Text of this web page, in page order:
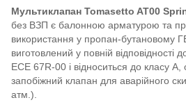
Мультиклапан Tomasetto AT00
без ВЗП є балонною арматурою та
використання у пропан-бутановому
виготовлений у повній відповідності
ECE 67R-00 і відноситься до класу А,
запобіжний клапан для аварійного
атм.).